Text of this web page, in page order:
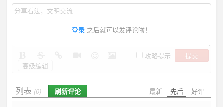
登录 之后就可以发评论啦！
攻略提示
提交
高级编辑
最新 先后 好评
列表 (0) 刷新评论